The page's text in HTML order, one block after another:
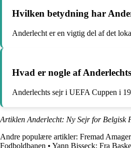
Hvilken betydning har
Anderlecht er en vigtig del af det
Hvad er nogle af
Anderlechts sejr i UEFA Cuppen i
Artiklen Anderlecht: Ny Sejr for Belgisk
Andre populære artikler: Fremad
Fodboldbanen • Yann Bisseck: Fra